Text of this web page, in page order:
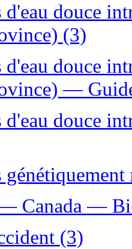
d'eau douce
(3)
d'eau douce
—
d'eau douce
Canada —
(3)